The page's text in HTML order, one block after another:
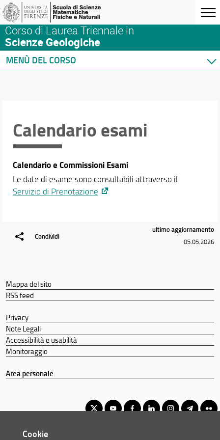
Corso di Laurea Triennale in
Scienze Geologiche
MENÙ DEL CORSO
Docenti
Orario e calendari
Orario delle lezioni
Calendario esami
Calendario esami di laurea
Calendario esami
Calendario e Commissioni Esami
Le date di esame sono consultabili attraverso il
Servizio di Prenotazione
Condividi
ultimo aggiornamento
05.05.2026
Mappa del sito
RSS feed
Privacy
Note Legali
Accessibilità e usabilità
Monitoraggio
Area personale
Cookie